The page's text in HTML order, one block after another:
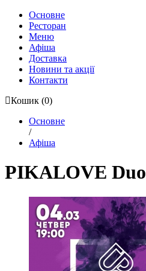
Основне
Ресторан
Меню
Афіша
Доставка
Новини та акції
Контакти
Кошик (0)
Основне
/
Афіша
PIKALOVE Duo